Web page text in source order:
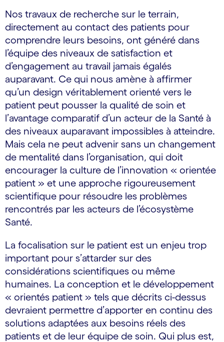
Nos travaux de recherche sur le terrain,
directement au contact des patients pour
comprendre leurs besoins, ont généré dans
l’équipe des niveaux de satisfaction et
d’engagement au travail jamais égalés
auparavant. Ce qui nous amène à affirmer
qu’un design véritablement orienté vers le
patient peut pousser la qualité de soin et
l’avantage comparatif d’un acteur de la Santé à
des niveaux auparavant impossibles à atteindre.
Mais cela ne peut advenir sans un changement
de mentalité dans l’organisation, qui doit
encourager la culture de l’innovation « orientée
patient » et une approche rigoureusement
scientifique pour résoudre les problèmes
rencontrés par les acteurs de l’écosystème
Santé.
La focalisation sur le patient est un enjeu trop
important pour s’attarder sur des
considérations scientifiques ou même
humaines. La conception et le développement
« orientés patient » tels que décrits ci-dessus
devraient permettre d’apporter en continu des
solutions adaptées aux besoins réels des
patients et de leur équipe de soin. Qui plus est,